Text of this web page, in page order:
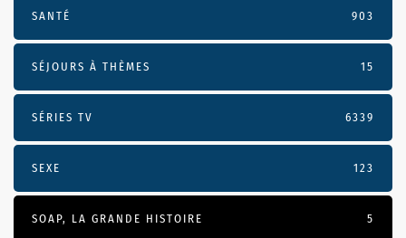
SANTÉ 903
SÉJOURS À THÈMES 15
SÉRIES TV 6339
SEXE 123
SOAP, LA GRANDE HISTOIRE 5